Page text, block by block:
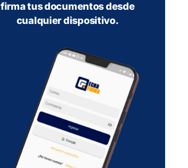
firma tus documentos desde
cualquier dispositivo.